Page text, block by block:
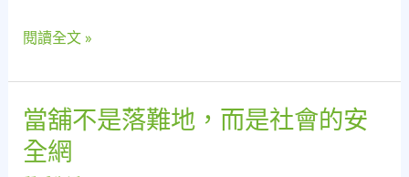
巴
士
的
真
實
閱讀全文 »
當舖不是落難地，而是社會的安
全網
當
舖
不